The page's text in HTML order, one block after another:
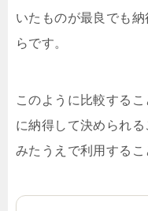
いたものが最良でも
らです。
このように比較する
に納得して決められ
みたうえで利用するこ